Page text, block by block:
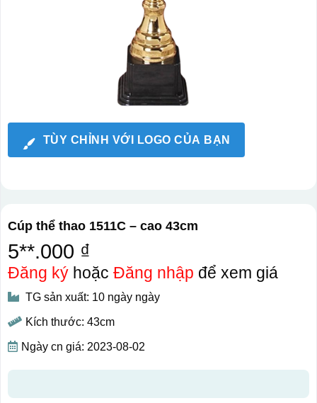
TÙY CHỈNH VỚI LOGO CỦA BẠN
Cúp thể thao 1511C – cao 43cm
5**.000 ₫
Đăng kýhoặc Đăng nhập để xem giá
TG sản xuất: 10 ngày ngày
Kích thước: 43cm
Ngày cn giá: 2023-08-02